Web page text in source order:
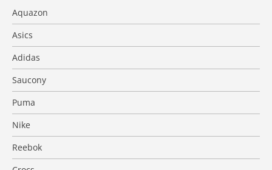
Aquazon
Asics
Adidas
Saucony
Puma
Nike
Reebok